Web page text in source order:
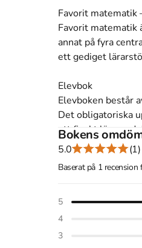
Favorit matematik
Favorit matematik
annat på fyra
ett gediget
Elevbok
Elevboken består
Det obligatoriska
ett finskt
lekfulla uppgifter. I
undervisningen
Åtkomstkoder och
Mer om Favorit
Bokens
5.0 (1)
Baserat på 1
5
4
3